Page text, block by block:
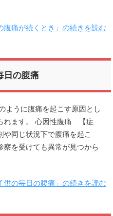
腹痛が続くとき」の続きを読む
日の腹痛
ように腹痛を起こす原因とし
れます。 心因性腹痛 【症
同じ状況下で腹痛を起こ
察を受けても異常が見つから
供の毎日の腹痛」の続きを読む